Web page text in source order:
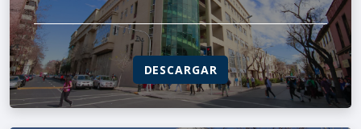
DESCARGAR